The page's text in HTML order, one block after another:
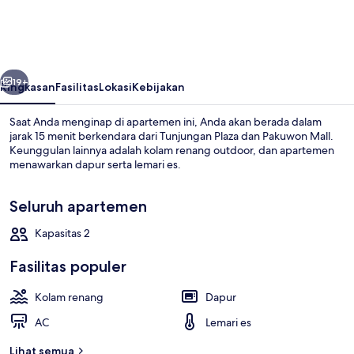
The
City
Square
Apartment
Berikutnya
19+
RingkasanFasilitasLokasiKebijakan
Saat Anda menginap di apartemen ini, Anda akan berada dalam
jarak 15 menit berkendara dari Tunjungan Plaza dan Pakuwon Mall.
Keunggulan lainnya adalah kolam renang outdoor, dan apartemen
menawarkan dapur serta lemari es.
Seluruh apartemen
Kapasitas 2
Fasilitas populer
Kolam renang
Dapur
AC
Lemari es
Lihat semua